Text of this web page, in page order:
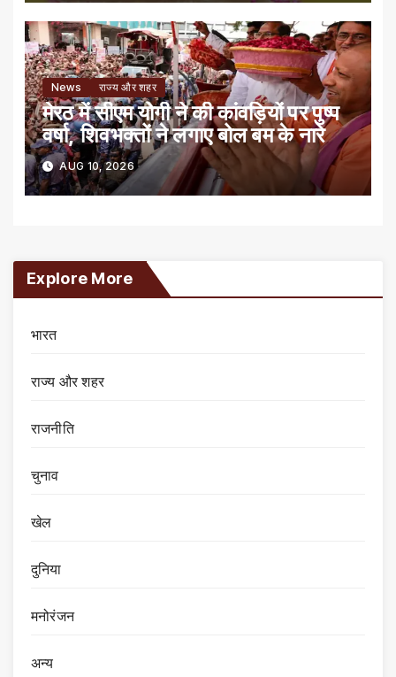
News राज्य और शहर
मेरठ में सीएम योगी ने की कांवड़ियों पर पुष्प
वर्षा, शिवभक्तों ने लगाए बोल बम के नारे
AUG 10, 2026
Explore More
भारत
राज्य और शहर
राजनीति
चुनाव
खेल
दुनिया
मनोरंजन
अन्य